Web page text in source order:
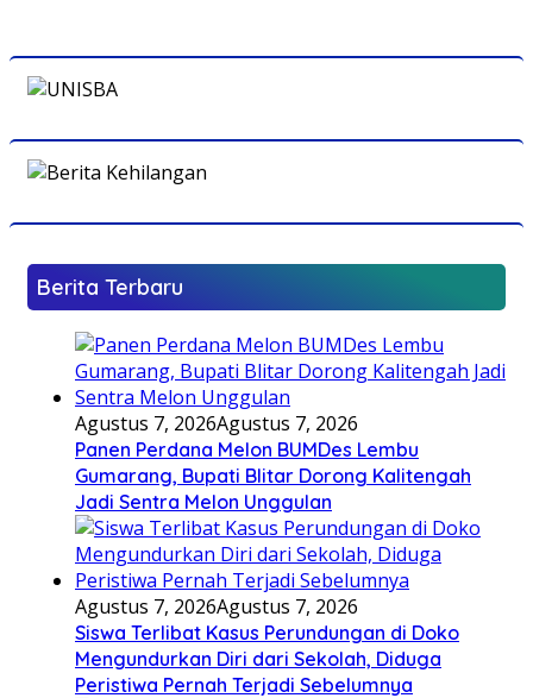
Berita Terbaru
Agustus 7, 2026Agustus 7, 2026
Panen Perdana Melon BUMDes Lembu
Gumarang, Bupati Blitar Dorong Kalitengah
Jadi Sentra Melon Unggulan
Agustus 7, 2026Agustus 7, 2026
Siswa Terlibat Kasus Perundungan di Doko
Mengundurkan Diri dari Sekolah, Diduga
Peristiwa Pernah Terjadi Sebelumnya